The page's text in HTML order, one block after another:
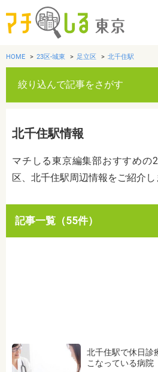
歯医者・病院
おでかけ
HOME 23区-城東 足立区 北千住駅
絞り込んで記事をさがす
カテゴリを選ぶ
すべて グルメ 美容・健康
北千住駅情報
マチしる東京編集部おすすめの
区、北千住駅周辺情報をご紹介し
記事一覧（55件）
北千住駅で休日診
こなっている病院